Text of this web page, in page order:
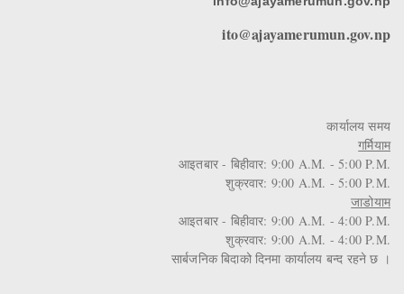
ito@ajayamerumun.gov.np
कार्यालय समय
गर्मियाम
आइतबार - बिहीवार: 9:00 A.M. - 5:00 P.M.
शुक्रवार: 9:00 A.M. - 5:00 P.M.
जाडोयाम
आइतबार - बिहीवार: 9:00 A.M. - 4:00 P.M.
शुक्रवार: 9:00 A.M. - 4:00 P.M.
सार्बजनिक बिदाको दिनमा कार्यालय बन्द रहने छ ।